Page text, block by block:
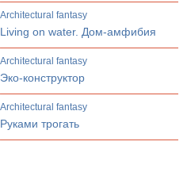
architectural fantasy
Living on water. Дом-амфибия
architectural fantasy
Эко-конструктор
architectural fantasy
Руками трогать